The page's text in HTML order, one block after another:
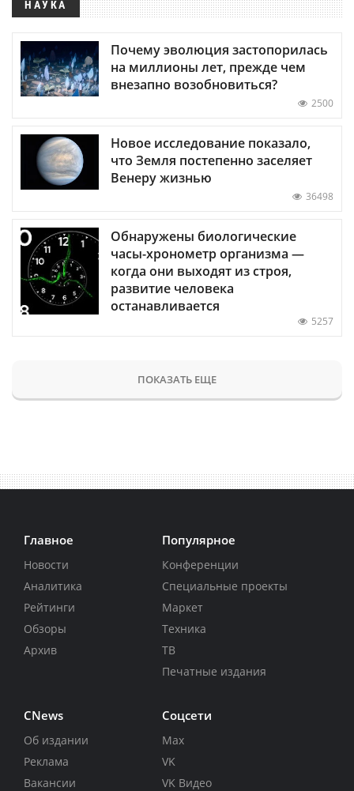
НАУКА
Почему эволюция застопорилась
на миллионы лет, прежде чем
внезапно возобновиться?
2500
Новое исследование показало,
что Земля постепенно заселяет
Венеру жизнью
36498
Обнаружены биологические
часы-хронометр организма —
когда они выходят из строя,
развитие человека
останавливается
5257
ПОКАЗАТЬ ЕЩЕ
Главное
Новости
Аналитика
Рейтинги
Обзоры
Архив
Популярное
Конференции
Специальные проекты
Маркет
Техника
ТВ
Печатные издания
CNews
Об издании
Реклама
Вакансии
Соцсети
Max
VK
VK Видео